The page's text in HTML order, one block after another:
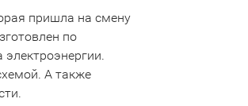
пришла на смену
по
электроэнергии.
А также